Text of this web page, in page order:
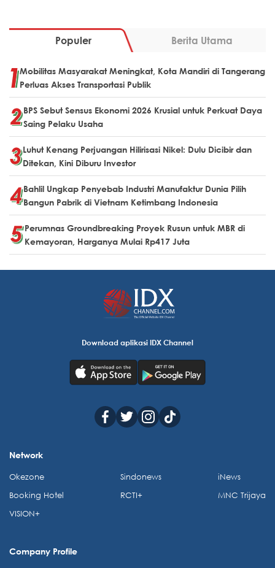
Populer Berita Utama
Mobilitas Masyarakat Meningkat, Kota Mandiri di Tangerang
Perluas Akses Transportasi Publik
BPS Sebut Sensus Ekonomi 2026 Krusial untuk Perkuat Daya
Saing Pelaku Usaha
Luhut Kenang Perjuangan Hilirisasi Nikel: Dulu Dicibir dan
Ditekan, Kini Diburu Investor
Bahlil Ungkap Penyebab Industri Manufaktur Dunia Pilih
Bangun Pabrik di Vietnam Ketimbang Indonesia
Perumnas Groundbreaking Proyek Rusun untuk MBR di
Kemayoran, Harganya Mulai Rp417 Juta
Download aplikasi IDX Channel
Network
Okezone
Booking Hotel
VISION+
Sindonews
RCTI+
iNews
MNC Trijaya
Company Profile